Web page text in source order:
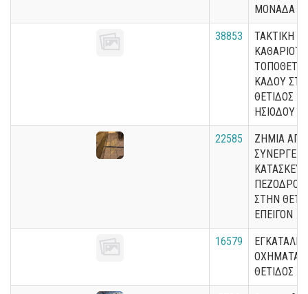
ΜΟΝΑΔΑ
38853
ΤΑΚΤΙΚΗ
ΚΑΔΟΥ
ΘΕΤΙΔΟΣ
ΗΣΙΟΔΟΥ
22585
ΖΗΜΙΑ ΑΠΟ
ΣΥΝΕΡΓΕΙΟ
ΣΤΗΝ
ΕΠΕΙΓΟΝ
16579
ΟΧΗΜΑΤΑ
ΘΕΤΙΔΟΣ